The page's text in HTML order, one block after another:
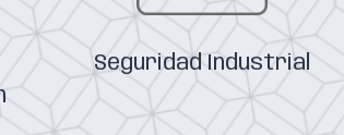
Seguridad Industrial